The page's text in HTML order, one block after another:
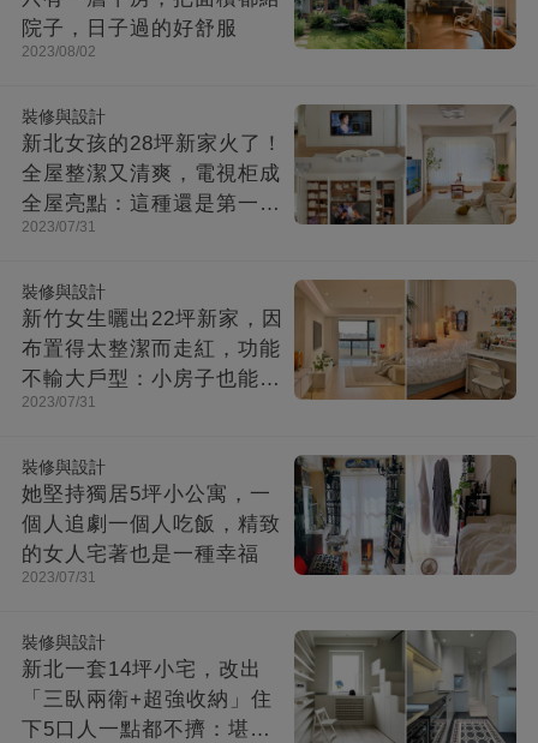
院子，日子過的好舒服
2023/08/02
裝修與設計
新北女孩的28坪新家火了！
全屋整潔又清爽，電視柜成
全屋亮點：這種還是第一次
見！
2023/07/31
裝修與設計
新竹女生曬出22坪新家，因
布置得太整潔而走紅，功能
不輸大戶型：小房子也能住
出幸福感
2023/07/31
裝修與設計
她堅持獨居5坪小公寓，一
個人追劇一個人吃飯，精致
的女人宅著也是一種幸福
2023/07/31
裝修與設計
新北一套14坪小宅，改出
「三臥兩衛+超強收納」住
下5口人一點都不擠：堪稱